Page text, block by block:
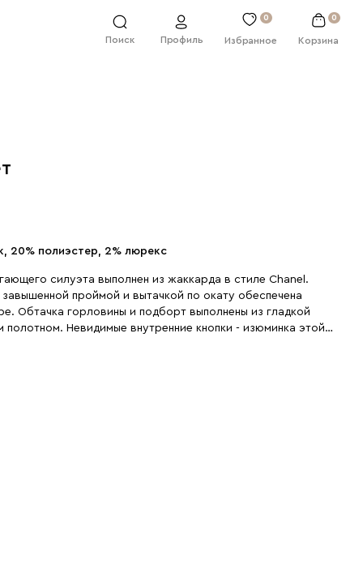
Поиск Профиль
0
Избранное
0
Корзина
20% полиэстер, 2% люрекс
силуэта выполнен из жаккарда в стиле Chanel.
проймой и вытачкой по окату обеспечена
Обтачка горловины и подборт выполнены из гладкой
- изюминка этой